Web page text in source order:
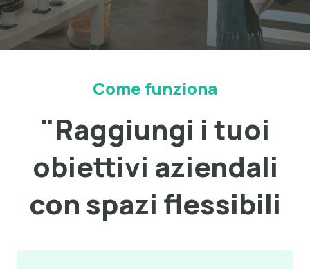
Come funziona
"Raggiungi i tuoi
obiettivi aziendali
con spazi flessibili